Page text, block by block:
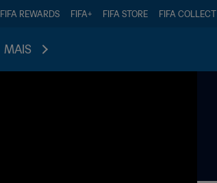
FIFA REWARDS FIFA+ FIFA STORE FIFA COLLECT
MAIS